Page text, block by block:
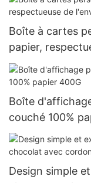
Boîte à cartes
papier,
Boîte
couché 100%
Design simple